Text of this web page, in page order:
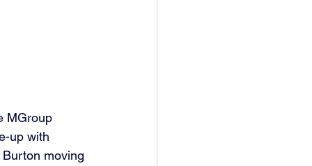
MGroup
up with
moving